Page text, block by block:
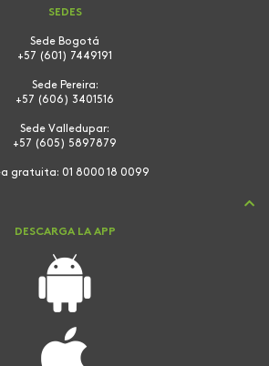
SEDES
Sede Bogotá
+57 (601) 7449191
Sede Pereira:
+57 (606) 3401516
Sede Valledupar:
+57 (605) 5897879
gratuita: 01 8000 18 0099
DESCARGA LA APP